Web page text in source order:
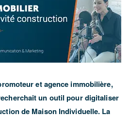
et agence immobilière,
un outil pour digitaliser
de Maison Individuelle. La